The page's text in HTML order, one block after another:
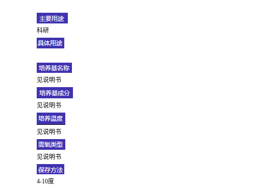
科研
见说明书
见说明书
见说明书
见说明书
4-10度